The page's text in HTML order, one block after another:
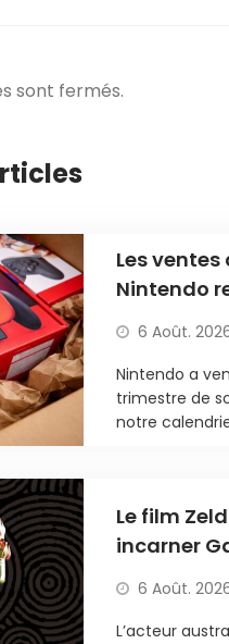
sont fermés.
Les
Nintendo
6 Août.
Nintendo a
trimestre de
notre
Le film
incarner
6 Août.
L’acteur